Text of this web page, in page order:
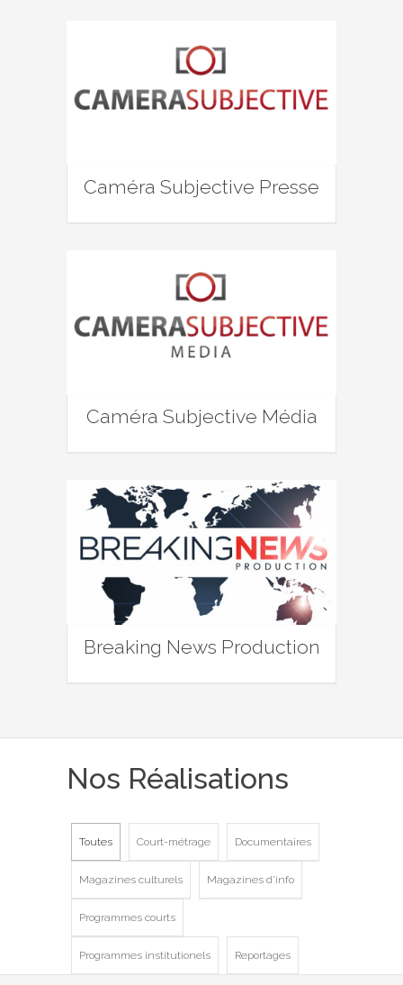
Caméra Subjective Presse
Caméra Subjective Média
Breaking News Production
Nos Réalisations
Toutes Court-métrage Documentaires
Magazines culturels Magazines d'info
Programmes courts
Programmes institutionels Reportages